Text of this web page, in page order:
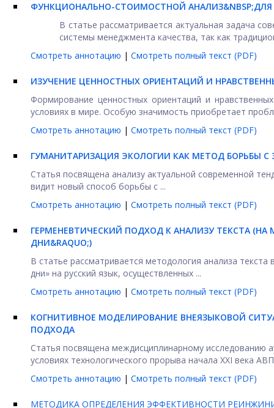
ФУНКЦИОНАЛЬНО-СТОИМОСТНОЙ
В статье рассматривается актуальная задача
системы менеджмента качества, так как
Смотреть аннотацию | Смотреть полный текст (PDF)
ИЗУЧЕНИЕ ЦЕННОСТНЫХ ОРИЕНТАЦИЙ И
Формирование ценностных ориентаций и
условиях в мире. Особую значимость приобретает
Смотреть аннотацию | Смотреть полный текст (PDF)
ГУМАНИТАРИЗАЦИЯ ЭКОЛОГИИ КАК МЕТОД БОРЬБЫ
Статья посвящена анализу актуальной современной
видит новый способ борьбы с ...
Смотреть аннотацию | Смотреть полный текст (PDF)
ГЕРМЕНЕВТИЧЕСКИЙ ПОДХОД К АНАЛИЗУ ТЕКСТА
ДНИ&RAQUO;)
В статье рассматривается методология анализа
дни» на русский язык, осуществленных ...
Смотреть аннотацию | Смотреть полный текст (PDF)
КОГНИТИВНОЕ МОДЕЛИРОВАНИЕ ВНЕЯЗЫКОВОЙ
ПОДХОДА
Статья посвящена междисциплинарному исследованию
условиях технологического прорыва начала XXI века
Смотреть аннотацию | Смотреть полный текст (PDF)
МЕТОДИКА ОПРЕДЕЛЕНИЯ ЭФФЕКТИВНОСТИ